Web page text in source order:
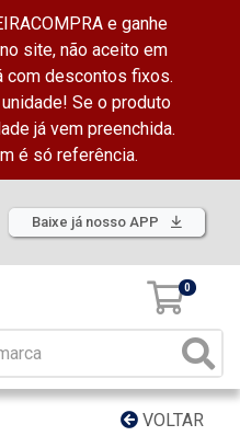
e ganhe
site, não aceito em
com descontos fixos.
Se o produto
já vem preenchida.
é só referência.
Baixe já nosso APP
0
VOLTAR